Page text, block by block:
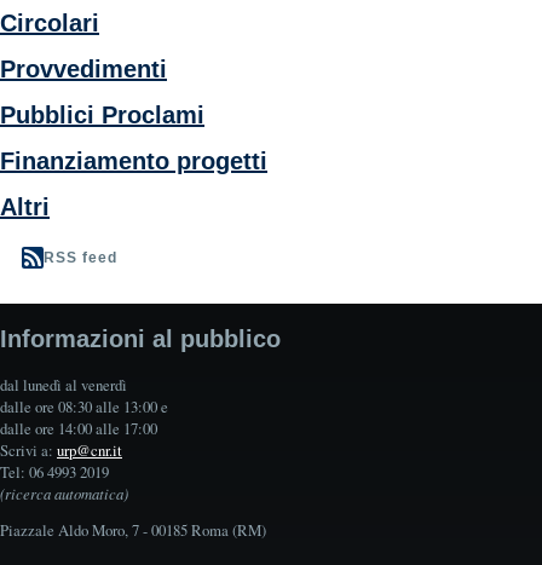
Circolari
Provvedimenti
Pubblici Proclami
Finanziamento progetti
Altri
RSS feed
Informazioni al pubblico
dal lunedì al venerdì
dalle ore 08:30 alle 13:00 e
dalle ore 14:00 alle 17:00
Scrivi a: urp@cnr.it
Tel: 06 4993 2019
(ricerca automatica)
Piazzale Aldo Moro, 7 - 00185 Roma (RM)